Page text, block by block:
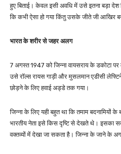
हुए बिताई। केवल इसी अवधि में उसे इतना बड़ा देश
कि कभी ऐसा हो गया किंतु उसके जीते जी आखिर
भारत के शरीर से जहर अलग
7 अगस्त 1947 को जिन्ना वायसराय के डकोटा
उसे रॉल्स रायस गाड़ी और मुसलमान एडीसी
छोड़ने के लिए हवाई अड्डे तक गया।
जिन्ना के लिए यही बहुत था कि तमाम बदनामियों
भारतीय नेता इसे किस दृष्टि से देखते थे। इसका
वक्तव्यों में देखा जा सकता है। जिन्ना के जाने के